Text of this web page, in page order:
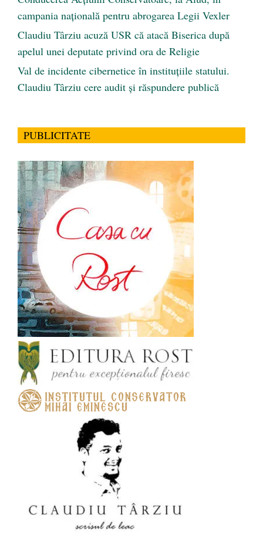
campania națională pentru abrogarea Legii Vexler
Claudiu Târziu acuză USR că atacă Biserica după
apelul unei deputate privind ora de Religie
Val de incidente cibernetice în instituțiile statului.
Claudiu Târziu cere audit și răspundere publică
PUBLICITATE